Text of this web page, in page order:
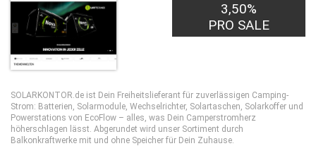
3,50%
PRO SALE
SOLARKONTOR.de ist Dein Freiheitslieferant für zuverlässigen Camping-
Strom: Batterien, Solarmodule, Wechselrichter, Solartaschen, Solarkoffer und
Powerstations von EcoFlow – alles, was Dein Camperstromherz
höherschlagen lässt. Abgerundet wird unser Sortiment durch
Balkonkraftwerke mit und ohne Speicher für Dein Zuhause.